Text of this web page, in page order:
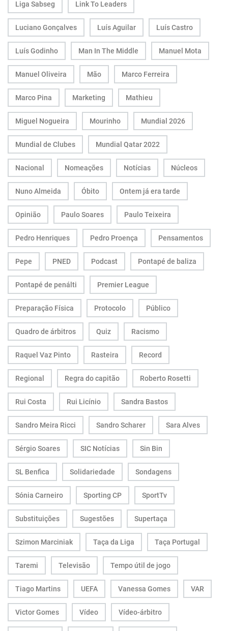
Liga Sabseg Link To Leaders
Luciano Gonçalves Luís Aguilar Luís Castro
Luís Godinho Man In The Middle Manuel Mota
Manuel Oliveira Mão Marco Ferreira
Marco Pina Marketing Mathieu
Miguel Nogueira Mourinho Mundial 2026
Mundial de Clubes Mundial Qatar 2022
Nacional Nomeações Notícias Núcleos
Nuno Almeida Óbito Ontem já era tarde
Opinião Paulo Soares Paulo Teixeira
Pedro Henriques Pedro Proença Pensamentos
Pepe PNED Podcast Pontapé de baliza
Pontapé de penálti Premier League
Preparação Física Protocolo Público
Quadro de árbitros Quiz Racismo
Raquel Vaz Pinto Rasteira Record
Regional Regra do capitão Roberto Rosetti
Rui Costa Rui Licínio Sandra Bastos
Sandro Meira Ricci Sandro Scharer Sara Alves
Sérgio Soares SIC Notícias Sin Bin
SL Benfica Solidariedade Sondagens
Sónia Carneiro Sporting CP SportTv
Substituições Sugestões Supertaça
Szimon Marciniak Taça da Liga Taça Portugal
Taremi Televisão Tempo útil de jogo
Tiago Martins UEFA Vanessa Gomes VAR
Victor Gomes Vídeo Vídeo-árbitro